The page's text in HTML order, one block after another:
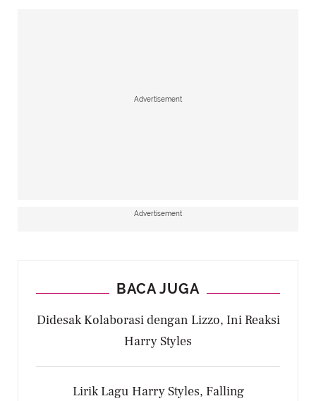
Advertisement
Advertisement
BACA JUGA
Didesak Kolaborasi dengan Lizzo, Ini Reaksi
Harry Styles
Lirik Lagu Harry Styles, Falling